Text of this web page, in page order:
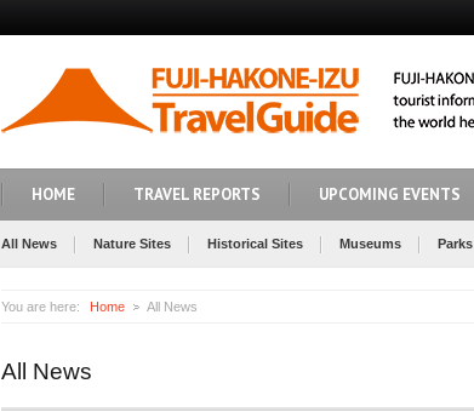
HOME TRAVEL REPORTS UPCOMING EVENTS
All News Nature Sites Historical Sites Museums Parks
You are here: Home All News
All News